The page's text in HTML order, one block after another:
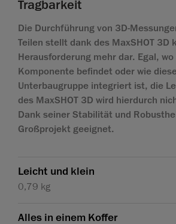
Tragbarkeit
Die Durchführung von 3D-
Teilen stellt dank des MaxSHOT 3D
Herausforderung mehr dar. Egal,
Komponente befindet oder wie
Unterbaugruppe integriert ist, die
des MaxSHOT 3D wird hierdurch
Dank seiner Stabilität und
Großprojekt geeignet.
Leicht und klein
0,79 kg
Alles in einem Koffer